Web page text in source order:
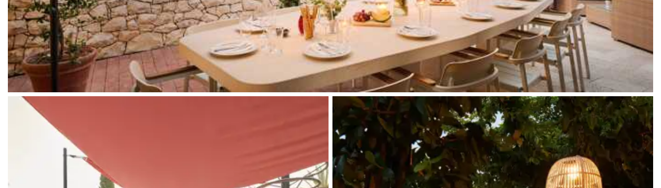
Visites gastronomiques
Les services et expériences proposés peuvent varier selon la saison, la destination ou la disponibilité. Notre conciergerie vous guidera vers les offres disponibles pour votre séjour.